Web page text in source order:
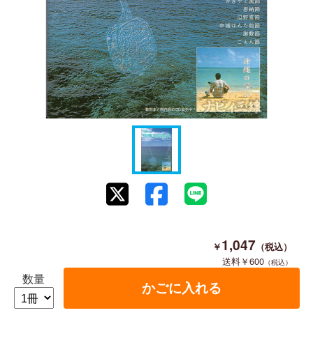
1,047
600
数量